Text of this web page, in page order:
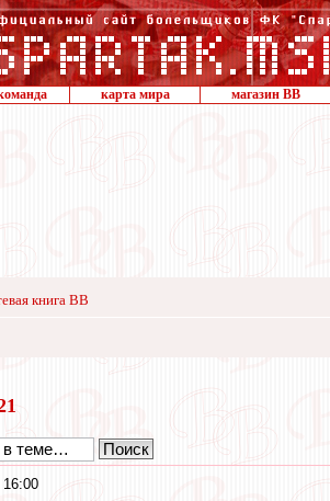
карта мира магазин ВВ
книга ВВ
16:00